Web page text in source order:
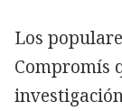
Los
Compromís